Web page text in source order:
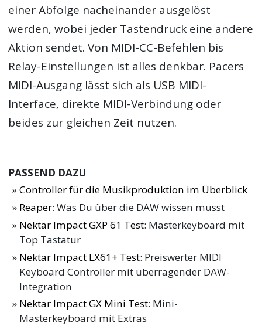
einer Abfolge nacheinander ausgelöst
werden, wobei jeder Tastendruck eine andere
Aktion sendet. Von MIDI-CC-Befehlen bis
Relay-Einstellungen ist alles denkbar. Pacers
MIDI-Ausgang lässt sich als USB MIDI-
Interface, direkte MIDI-Verbindung oder
beides zur gleichen Zeit nutzen.
PASSEND DAZU
Controller für die Musikproduktion im Überblick
Reaper: Was Du über die DAW wissen musst
Nektar Impact GXP 61 Test: Masterkeyboard mit
Top Tastatur
Nektar Impact LX61+ Test: Preiswerter MIDI
Keyboard Controller mit überragender DAW-
Integration
Nektar Impact GX Mini Test: Mini-
Masterkeyboard mit Extras